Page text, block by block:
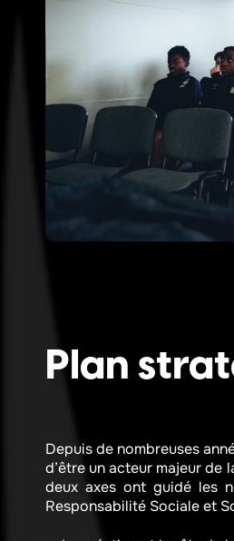
Plan
Depuis de nombreuses
d’être un acteur majeur de
deux axes ont guidé les
Responsabilité Sociale et